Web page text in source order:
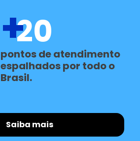
+20
pontos de atendimento
espalhados por todo o
Brasil.
Saiba mais